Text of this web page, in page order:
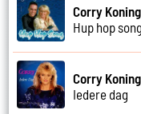
Corry
Hup hop song
Corry
Iedere dag